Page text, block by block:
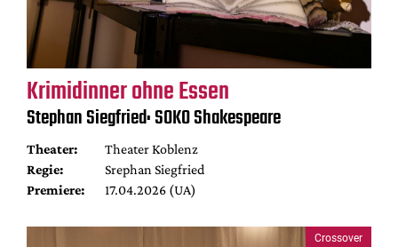
Krimidinner ohne Essen
Stephan Siegfried: SOKO Shakespeare
Theater:
Theater Koblenz
Regie:
Srephan Siegfried
Premiere:
17.04.2026 (UA)
Crossover